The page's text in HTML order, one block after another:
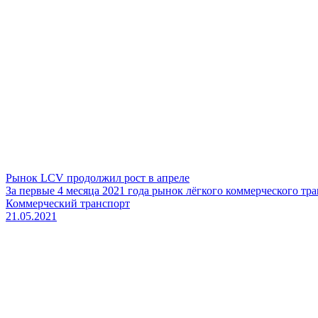
Рынок LCV продолжил рост в апреле
За первые 4 месяца 2021 года рынок лёгкого коммерческого
Коммерческий транспорт
21.05.2021